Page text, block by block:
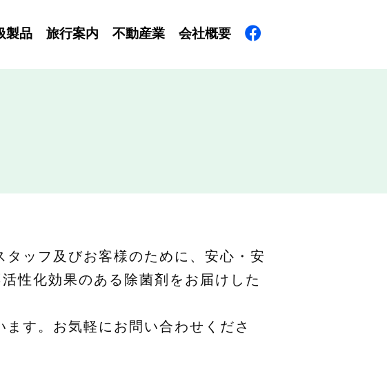
製品 旅行案内 不動産業 会社概要
ッフ及びお客様のために、安心・安
性化効果のある除菌剤をお届けした
す。お気軽にお問い合わせくださ